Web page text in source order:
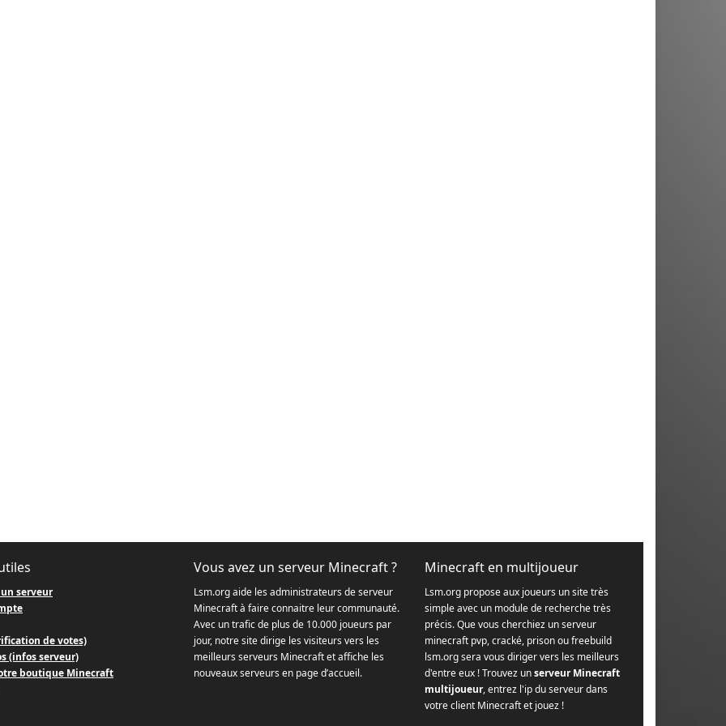
serveur
de votes)
(infos serveur)
boutique Minecraft
Vous avez un serveur Minecraft ?
Lsm.org aide les administrateurs de serveur
Minecraft à faire connaitre leur communauté.
Avec un trafic de plus de 10.000 joueurs par
jour, notre site dirige les visiteurs vers les
meilleurs serveurs Minecraft et affiche les
nouveaux serveurs en page d’accueil.
Minecraft en multijoueur
Lsm.org propose aux joueurs un site très
simple avec un module de recherche très
précis. Que vous cherchiez un serveur
minecraft pvp, cracké, prison ou freebuild
lsm.org sera vous diriger vers les meilleurs
d'entre eux ! Trouvez unserveur Minecraft
multijoueur, entrez l'ip du serveur dans
votre client Minecraft et jouez !